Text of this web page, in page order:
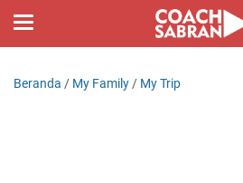
Beranda / My Family / My Trip